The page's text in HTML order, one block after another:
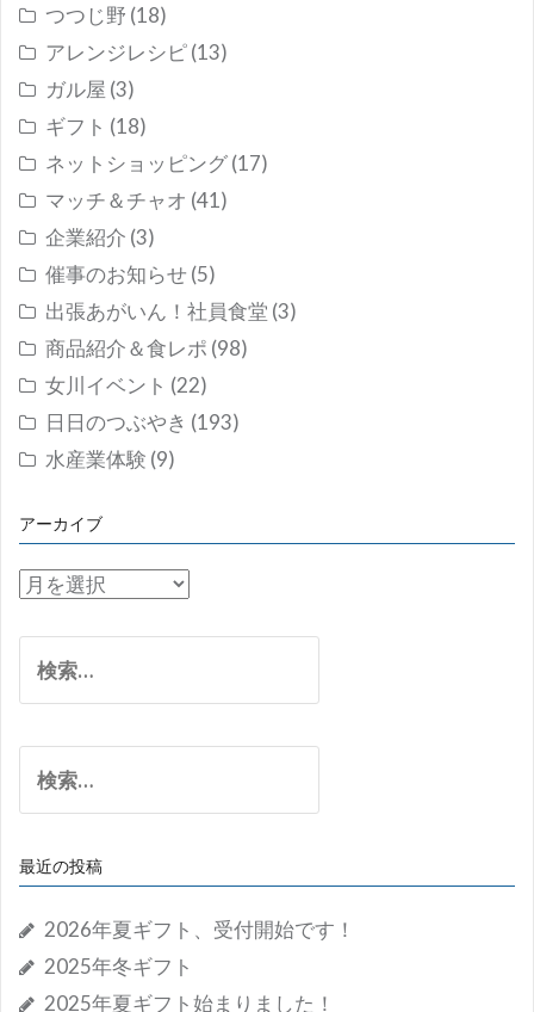
つつじ野 (18)
アレンジレシピ(13)
ガル屋 (3)
ギフト (18)
ネットショッピング(17)
マッチ＆チャオ (41)
企業紹介 (3)
催事のお知らせ(5)
出張あがいん！社員食堂 (3)
商品紹介＆食レポ (98)
女川イベント (22)
日日のつぶやき (193)
水産業体験 (9)
アーカイブ
ア
イ
ブ
索:
索:
最近の投稿
2026年夏ギフト、受付開始です！
2025年冬ギフト
2025年夏ギフト始まりました！